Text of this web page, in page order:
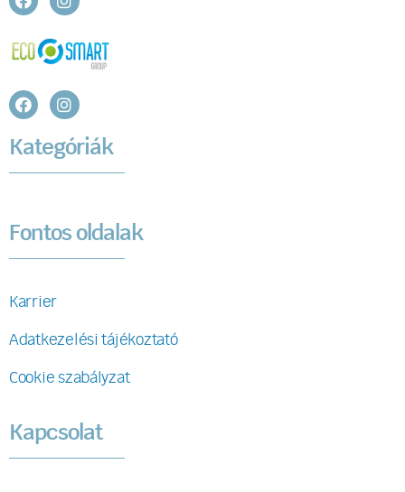
Kategóriák
Fontos oldalak
Karrier
Adatkezelési tájékoztató
Cookie szabályzat
Kapcsolat